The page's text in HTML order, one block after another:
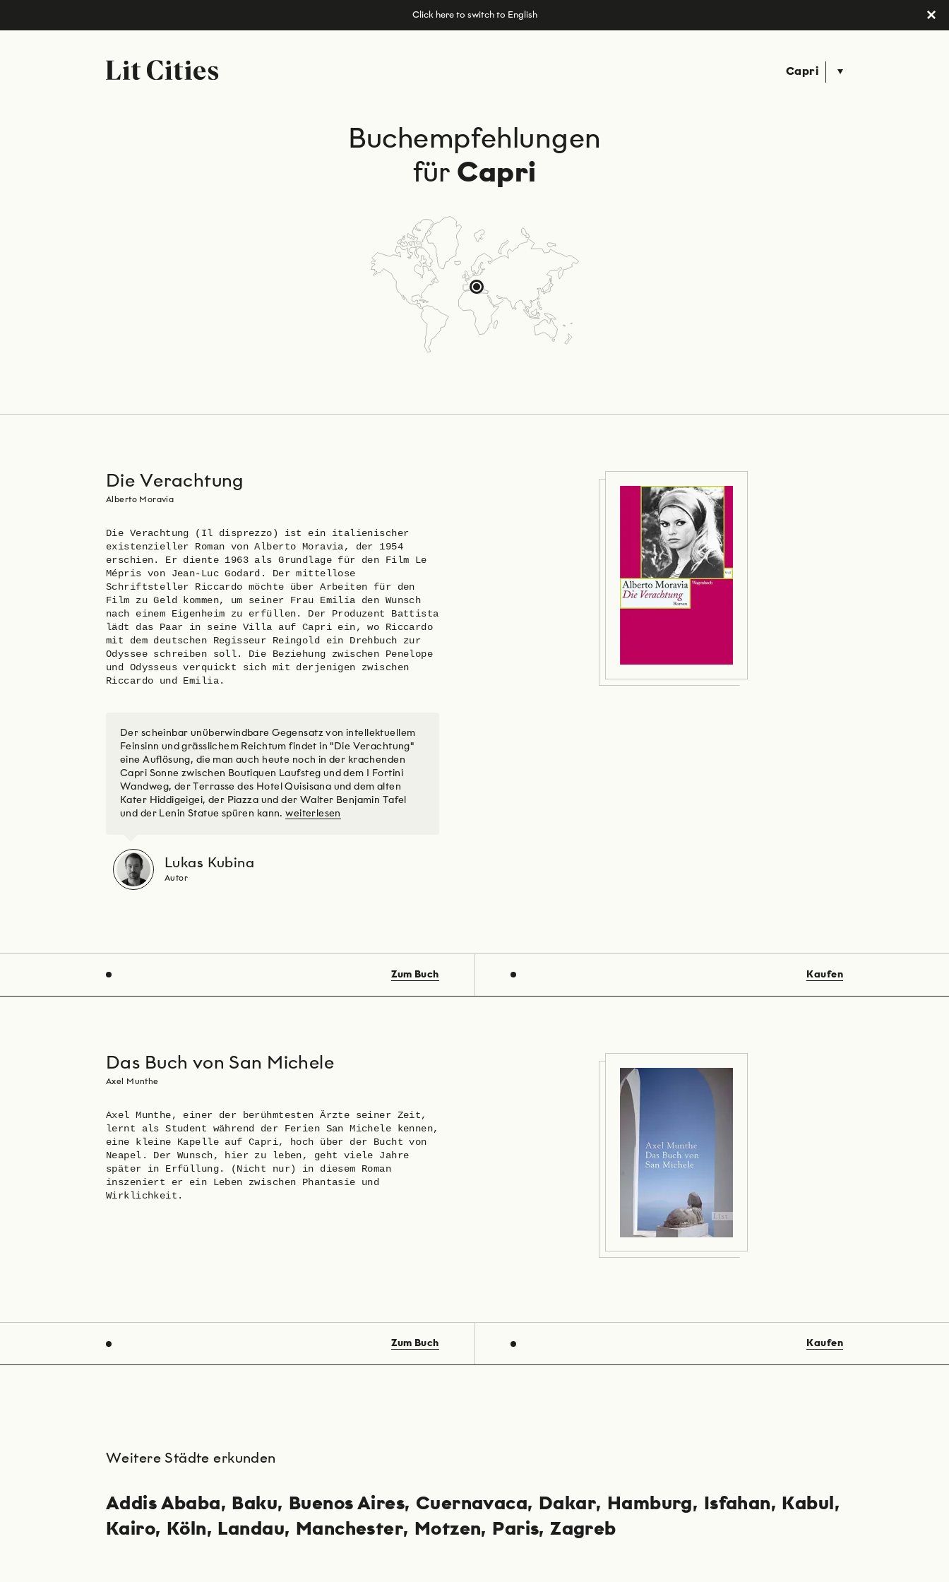
Capri
Buchempfehlungen
für Capri
Die Verachtung
Alberto Moravia
Die Verachtung (Il disprezzo) ist ein italienischer
existenzieller Roman von Alberto Moravia, der 1954
erschien. Er diente 1963 als Grundlage für den Film Le
Mépris von Jean-Luc Godard. Der mittellose
Schriftsteller Riccardo möchte über Arbeiten für den
Film zu Geld kommen, um seiner Frau Emilia den Wunsch
nach einem Eigenheim zu erfüllen. Der Produzent Battista
lädt das Paar in seine Villa auf Capri ein, wo Riccardo
mit dem deutschen Regisseur Reingold ein Drehbuch zur
Odyssee schreiben soll. Die Beziehung zwischen Penelope
und Odysseus verquickt sich mit derjenigen zwischen
Riccardo und Emilia.
Der scheinbar unüberwindbare Gegensatz von intellektuellem
Feinsinn und grässlichem Reichtum findet in "Die Verachtung"
eine Auflösung, die man auch heute noch in der krachenden
Capri Sonne zwischen Boutiquen Laufsteg und dem I Fortini
Wandweg, der Terrasse des Hotel Quisisana und dem alten
Kater Hiddigeigei, der Piazza und der Walter Benjamin Tafel
und der Lenin Statue spüren kann.weiterlesen
Lukas Kubina
Autor
Zum Buch Kaufen
Das Buch von San Michele
Axel Munthe
Axel Munthe, einer der berühmtesten Ärzte seiner Zeit,
lernt als Student während der Ferien San Michele kennen,
eine kleine Kapelle auf Capri, hoch über der Bucht von
Neapel. Der Wunsch, hier zu leben, geht viele Jahre
später in Erfüllung. (Nicht nur) in diesem Roman
inszeniert er ein Leben zwischen Phantasie und
Wirklichkeit.
Zum Buch Kaufen
Weitere Städte erkunden
Addis Ababa Baku Buenos Aires Cuernavaca Dakar Hamburg Isfahan
Kabul
Kairo
Köln Landau Manchester Motzen Paris Zagreb
Click here to switch to English